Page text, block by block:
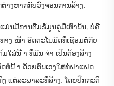
າງຫາກກັບວົງຈອນການລ້າງ.
ນມີການຕື່ມຂໍ້ມູນຄູ່ມືເທົ່ານັ້ນ. ບໍ່ຄື
າງ ໜ້າ ອັດຕະໂນມັດທີ່ເຊື່ອມຕໍ່ກັບ
ໃສ່ນ້ ຳ ທີ່ມັນ ຈຳ ເປັນຕ້ອງລ້າງ
ດທໍ່ນ້ ຳ ດ້ວຍຕົນເອງໃສ່ທໍ່ຝາແຝດ
ແຕ່ລະພາລະທີ່ລ້າງ. ໂດຍປົກກະຕິ